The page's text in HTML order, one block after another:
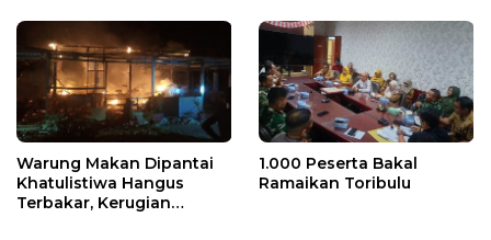
Warung Makan Dipantai
Khatulistiwa Hangus
Terbakar, Kerugian
1.000 Peserta Bakal
Ramaikan Toribulu